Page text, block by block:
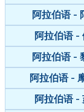
阿拉伯语 -
阿拉伯语 -
阿拉伯语 -
阿拉伯语 -
阿拉伯语 -